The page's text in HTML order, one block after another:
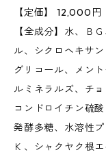
【定価】 12,000円
【全成分】水、Ｂ
ル、シクロヘキサ
グリコール、メン
ルミネラルズ、チ
コンドロイチン硫
発酵多糖、水溶性
Ｋ、シャクヤク根